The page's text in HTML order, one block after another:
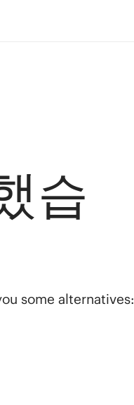
습
some alternatives: